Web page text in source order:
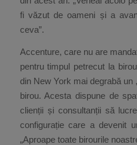
fi văzut de oameni și a
ceva”.
Accenture, care nu are
pentru timpul petrecut la
din New York mai degrabă un
birou. Acesta dispune de
clienții și consultanții să
configurație care a devenit
„Aproape toate birourile